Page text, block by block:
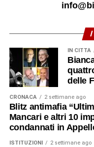
I
IN CITTÀ
delle
CRONACA 2 settimane ago
Blitz antimafia
Mancari e altri 10
condannati in
ISTITUZIONI 2 settimane ago